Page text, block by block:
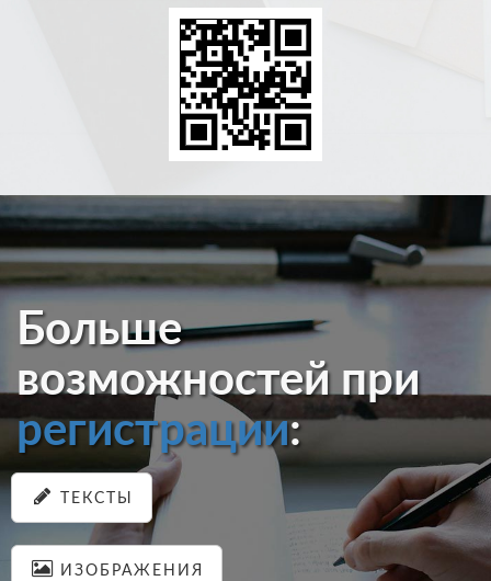
Больше
возможностей при
регистрации:
ТЕКСТЫ
ИЗОБРАЖЕНИЯ